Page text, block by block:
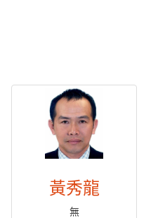
黃秀龍
無